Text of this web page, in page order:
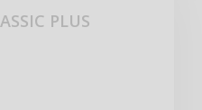
PLUS